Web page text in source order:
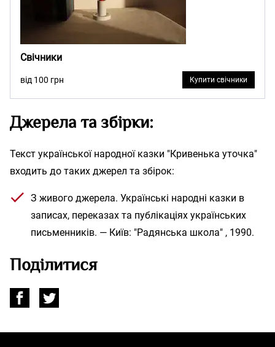
Свічники
від 100 грн Купити свічники
Джерела та збірки:
Текст української народної казки "Кривенька уточка"
входить до таких джерел та збірок:
З живого джерела. Українські народні казки в
записах, переказах та публікаціях українських
письменників. — Київ: "Радянська школа" , 1990.
Поділитися